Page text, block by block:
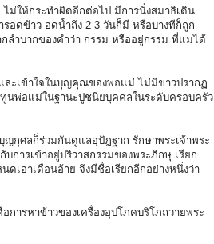
ม่ให้กระทำผิดอีกต่อไป มีการนั่งสมาธิเดิน
อดข้าว อดน้ำถึง 2-3 วันก็มี หรือบางทีก็ถูก
ลำบากของคำว่า กรรม หรืออยู่กรรม ที่แม่ได้
เข้าใจในบุญคุณของพ่อแม่ ไม่มีข่าวปรากฏ
พ่อแม่ในฐานะปูชนียบุคคลในระดับครอบครัว
ศลก็ร่วมกันดูแลอุปัฎฐาก รักษาพระเจ้าพระ
การเข้าอยู่ปริวาสกรรมของพระภิกษุ เรียก
ดเอาเดือนอ้าย จึงมีชื่อเรียกอีกอย่างหนึ่งว่า
รหาข้าวของเครื่องอุปโภคบริโภถวายพระ